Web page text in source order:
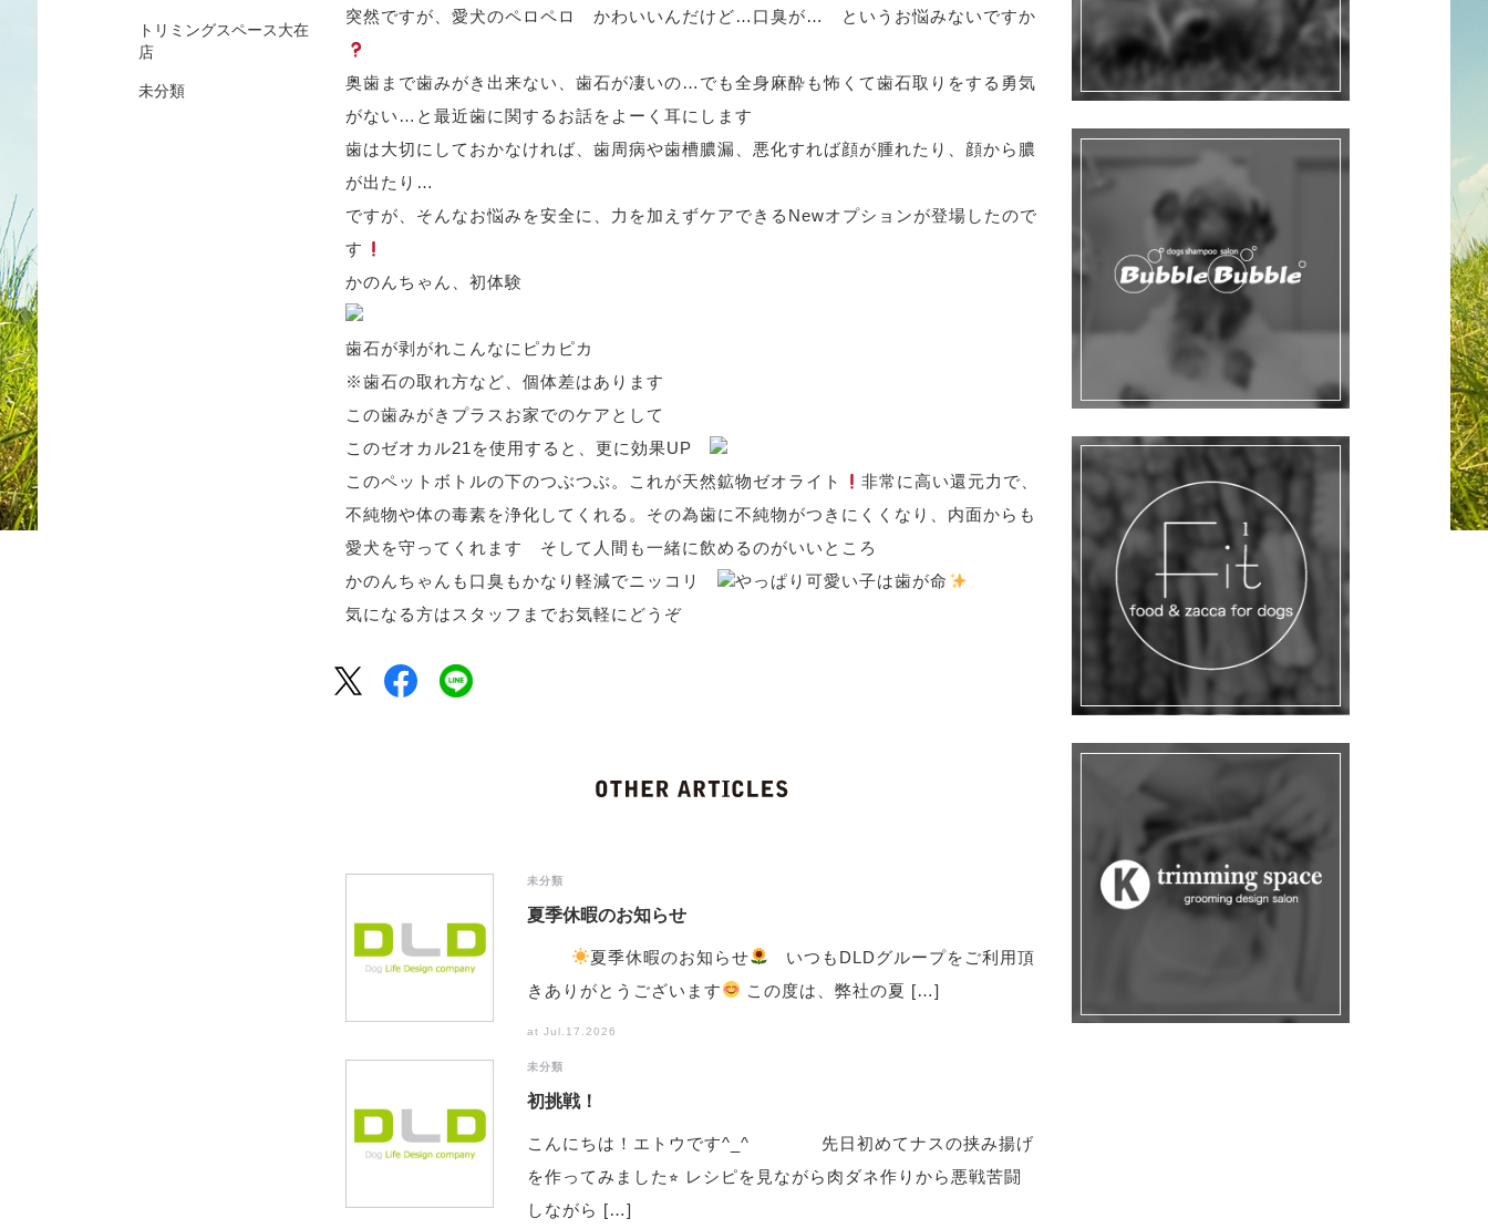
トリミングスペース大在
店
未分類
突然ですが、愛犬のペロペロ かわいいんだけど…口臭が… というお悩みないですか
奥歯まで歯みがき出来ない、歯石が凄いの…でも全身麻酔も怖くて歯石取りをする勇気
がない…と最近歯に関するお話をよーく耳にします
歯は大切にしておかなければ、歯周病や歯槽膿漏、悪化すれば顔が腫れたり、顔から膿
が出たり…
ですが、そんなお悩みを安全に、力を加えずケアできるNewオプションが登場したので
す
かのんちゃん、初体験
歯石が剥がれこんなにピカピカ
※歯石の取れ方など、個体差はあります
この歯みがきプラスお家でのケアとして
このゼオカル21を使用すると、更に効果UP
このペットボトルの下のつぶつぶ。これが天然鉱物ゼオライト
非常に高い還元力で、
不純物や体の毒素を浄化してくれる。その為歯に不純物がつきにくくなり、内面からも
愛犬を守ってくれます そして人間も一緒に飲めるのがいいところ
かのんちゃんも口臭もかなり軽減でニッコリ
やっぱり可愛い子は歯が命
気になる方はスタッフまでお気軽にどうぞ
未分類
夏季休暇のお知らせ
夏季休暇のお知らせ
いつもDLDグループをご利用頂
きありがとうございます
この度は、弊社の夏 […]
at Jul.17.2026
未分類
初挑戦！
こんにちは！エトウです^_^ 先日初めてナスの挟み揚げ
を作ってみました⭐︎ レシピを見ながら肉ダネ作りから悪戦苦闘
しながら […]